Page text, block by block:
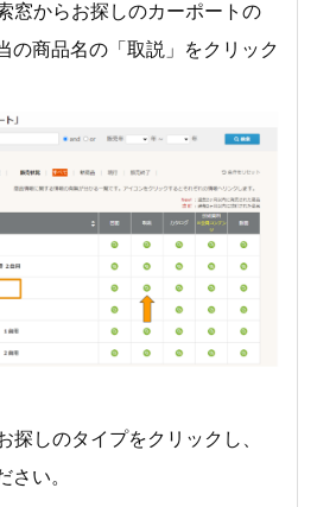
窓からお探しのカーポートの
の商品名の「取説」をクリック
探しのタイプをクリックし、
さい。